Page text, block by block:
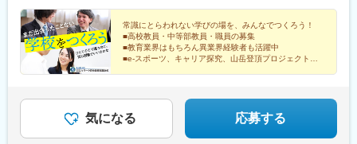
系職員＞ ※専門職新宿オフィス／ 東京都渋谷区神戸オフィス／
兵庫県神戸市中央区※受動喫煙対策：敷地内全面禁煙※各勤務地の
詳細は下記一覧をご確認ください。
木町駅、日吉町駅、浜松駅、近鉄名古屋駅、西大路三条駅、西梅
田駅、三宮・花時計前駅、打出駅、山陽姫路駅、城北駅、薬院大
通駅、新水前寺駅前駅、市立病院前駅(鹿児島県)、仙台駅、面影橋
駅、参宮橋駅、板橋区役所前駅、立川南駅、西登戸駅、みなとみ
らい駅、音羽町駅、遠州病院駅、国際センター駅、西院駅(京福
通線)、西鉄平尾駅、都通駅
常識にとらわれない学びの場を、みんなでつくろう！
■高校教員・中等部教員・職員の募集
■教育業界はもちろん異業界経験者も活躍中
■e-スポーツ、キャリア探究、山岳登頂プロジェクトな
気になる 応募する